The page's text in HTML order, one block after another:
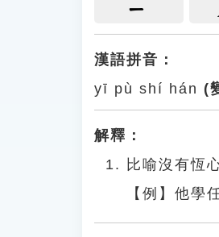
ㄧ
漢語拼音：
yī pù shí hán (
解釋：
比喻沒有恆
【例】他學